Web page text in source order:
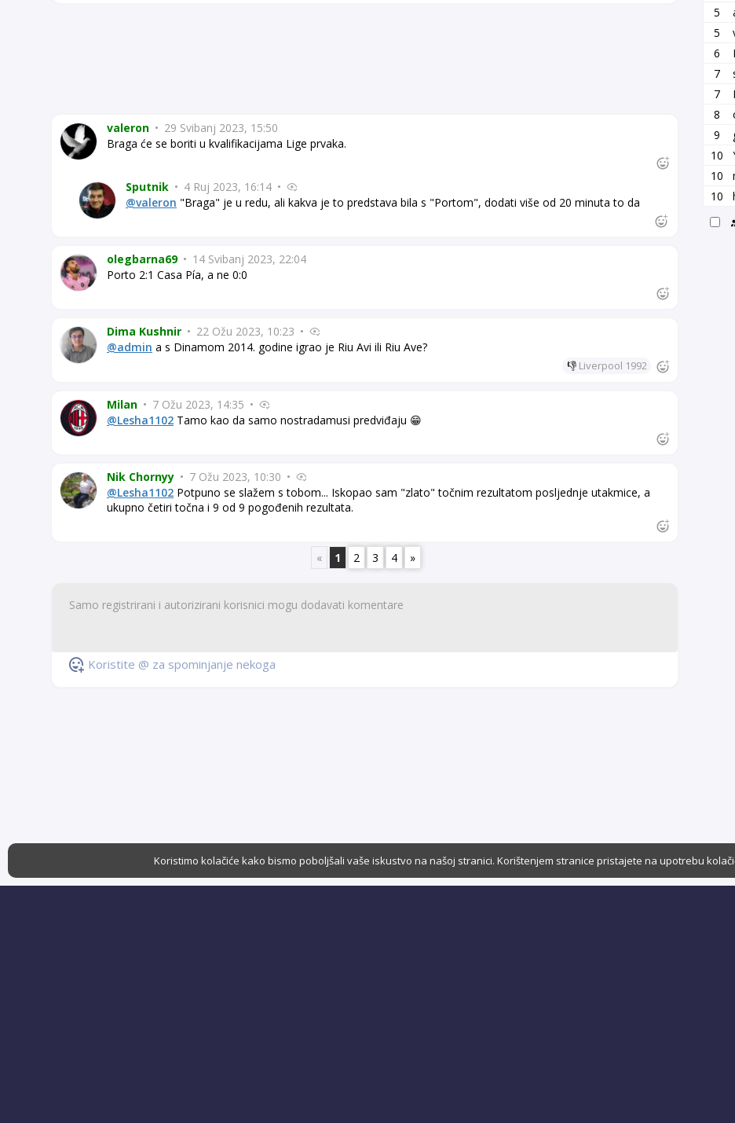
valeron • 29 Svibanj 2023, 15:50
Braga će se boriti u kvalifikacijama Lige prvaka.
Sputnik • 4 Ruj 2023, 16:14 •
@valeron "Braga" je u redu, ali kakva je to predstava bila s "Portom", dodati više od 20 minuta to da
olegbarna69 • 14 Svibanj 2023, 22:04
Porto 2:1 Casa Pía, a ne 0:0
Dima Kushnir • 22 Ožu 2023, 10:23 •
@admin a s Dinamom 2014. godine igrao je Riu Avi ili Riu Ave?
👎 Liverpool 1992
Milan • 7 Ožu 2023, 14:35 •
@Lesha1102 Tamo kao da samo nostradamusi predviđaju 😁
Nik Chornyy • 7 Ožu 2023, 10:30 •
@Lesha1102 Potpuno se slažem s tobom... Iskopao sam "zlato" točnim rezultatom posljednje utakmice, a
ukupno četiri točna i 9 od 9 pogođenih rezultata.
« 1 2 3 4 »
Koristite @ za spominjanje nekoga
5
5
6
7
7
8
9
10
10
10
Koristimo kolačiće kako bismo poboljšali vaše iskustvo na našoj stranici. Korištenjem stranice pristajete na upotrebu